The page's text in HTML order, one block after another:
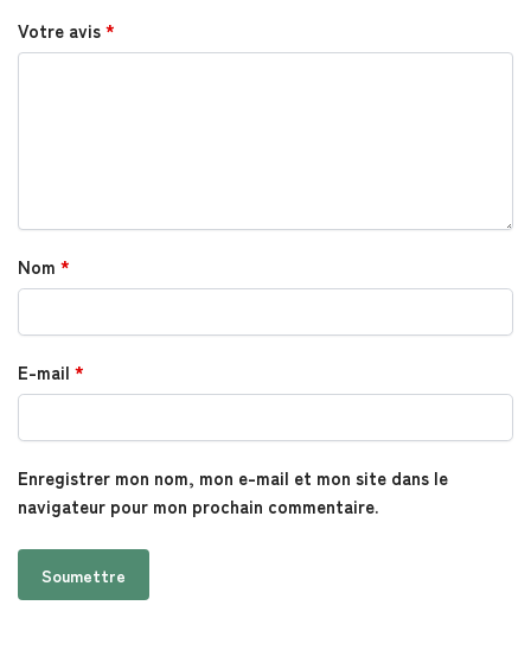
Votre avis*
Nom *
E-mail *
Enregistrer mon nom, mon e-mail et mon site dans le
navigateur pour mon prochain commentaire.